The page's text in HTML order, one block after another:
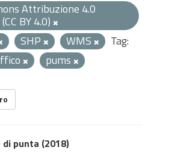
Attribuzione 4.0
BY 4.0)
SHP WMS
Tag:
pums
punta (2018)